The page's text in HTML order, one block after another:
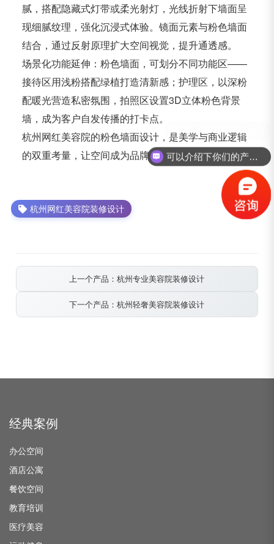
腻，搭配隐藏式灯带或柔光射灯，光线折射下墙面呈
现细腻纹理，强化沉浸式体验。镜面元素与粉色墙面
结合，通过反射原理扩大空间视觉，提升通透感。
场景化功能延伸：粉色墙面，可划分不同功能区——
接待区用浅粉搭配绿植打造清新感；护理区，以深粉
配暖光营造私密氛围，拍照区设置3D立体粉色背景
墙，成为客户自发传播的打卡点。
杭州网红美容院的粉色墙面设计，是美学与商业逻辑
的双重考量，让空间成为品牌传播的载体。
杭州网红美容院装修设计
上一个产品：杭州专业美容院装修设计
下一个产品：杭州轻奢美容院装修设计
经典案例
办公空间
酒店公寓
餐饮空间
教育培训
医疗美容
可以介绍下你们的产品么？